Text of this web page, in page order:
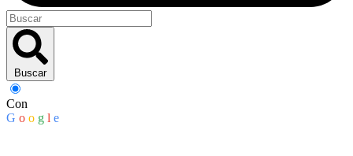
Buscar
Con
G o o g l e